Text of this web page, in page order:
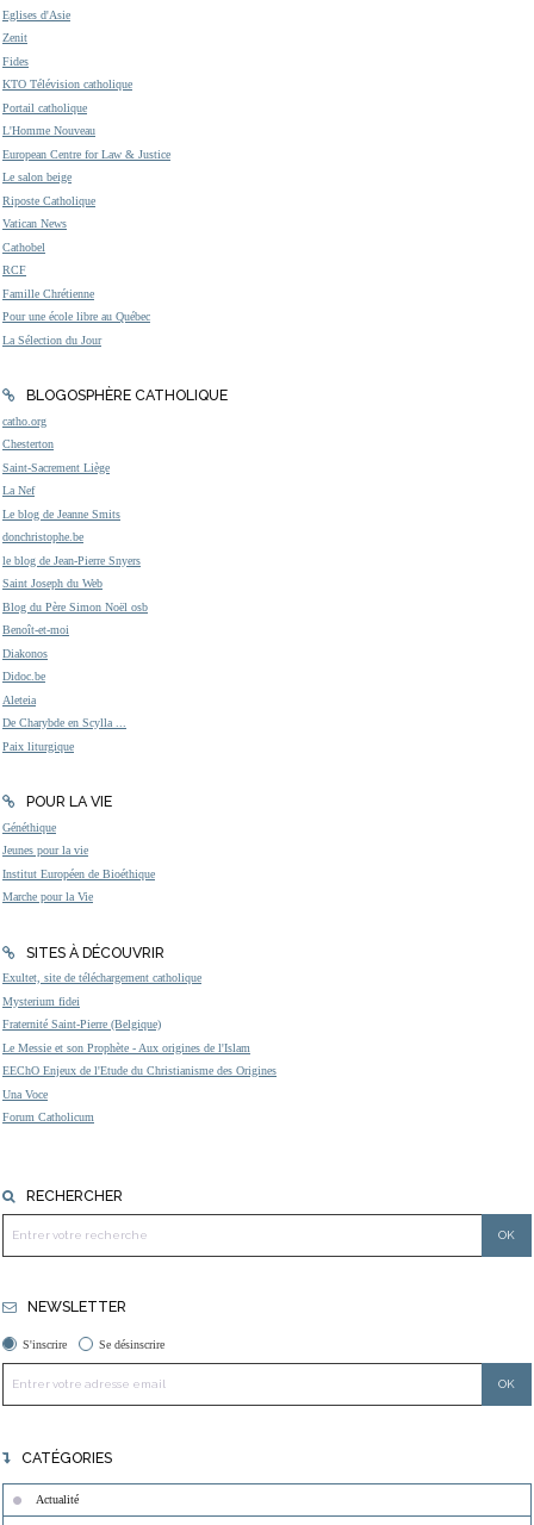
Eglises d'Asie
Zenit
Fides
KTO Télévision catholique
Portail catholique
L'Homme Nouveau
European Centre for Law & Justice
Le salon beige
Riposte Catholique
Vatican News
Cathobel
RCF
Famille Chrétienne
Pour une école libre au Québec
La Sélection du Jour
BLOGOSPHÈRE CATHOLIQUE
catho.org
Chesterton
Saint-Sacrement Liège
La Nef
Le blog de Jeanne Smits
donchristophe.be
le blog de Jean-Pierre Snyers
Saint Joseph du Web
Blog du Père Simon Noël osb
Benoît-et-moi
Diakonos
Didoc.be
Aleteia
De Charybde en Scylla ...
Paix liturgique
POUR LA VIE
Généthique
Jeunes pour la vie
Institut Européen de Bioéthique
Marche pour la Vie
SITES À DÉCOUVRIR
Exultet, site de téléchargement catholique
Mysterium fidei
Fraternité Saint-Pierre (Belgique)
Le Messie et son Prophète - Aux origines de l'Islam
EEChO Enjeux de l'Etude du Christianisme des Origines
Una Voce
Forum Catholicum
RECHERCHER
NEWSLETTER
S'inscrire Se désinscrire
CATÉGORIES
Actualité